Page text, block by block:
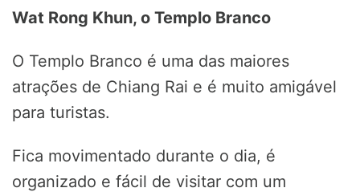
Wat Rong Khun, o Templo Branco
O Templo Branco é uma das maiores
atrações de Chiang Rai e é muito amigável
para turistas.
Fica movimentado durante o dia, é
organizado e fácil de visitar com um